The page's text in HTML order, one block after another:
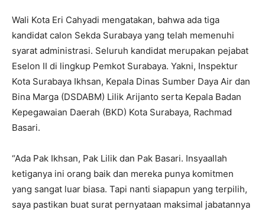
Wali Kota Eri Cahyadi mengatakan, bahwa ada tiga
kandidat calon Sekda Surabaya yang telah memenuhi
syarat administrasi. Seluruh kandidat merupakan pejabat
Eselon II di lingkup Pemkot Surabaya. Yakni, Inspektur
Kota Surabaya Ikhsan, Kepala Dinas Sumber Daya Air dan
Bina Marga (DSDABM) Lilik Arijanto serta Kepala Badan
Kepegawaian Daerah (BKD) Kota Surabaya, Rachmad
Basari.
“Ada Pak Ikhsan, Pak Lilik dan Pak Basari. Insyaallah
ketiganya ini orang baik dan mereka punya komitmen
yang sangat luar biasa. Tapi nanti siapapun yang terpilih,
saya pastikan buat surat pernyataan maksimal jabatannya